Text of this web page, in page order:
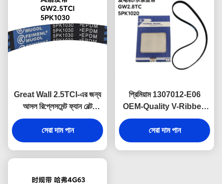
Great Wall 2.5TCI-এর জন্য
আসল রিপ্লেসমেন্ট ফ্যান বেল্ট
1307012-E09, যা আসল
ফ্যাক্টরি স্পেসিফিকেশন পূরণের জন্য
তৈরি করা হয়েছে।
সেরা দাম পান
প্রিমিয়াম 1307012-E06
OEM-Quality V-Ribbed
Belt for Great Wall
2.8TC, উচ্চ দক্ষতার সঙ্গে
alternator এবং জল পাম্প
সেরা দাম পান